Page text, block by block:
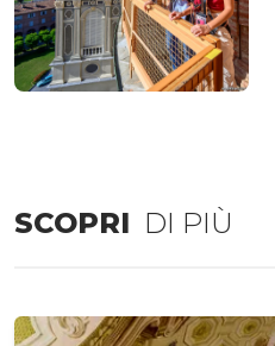
SCOPRI DI PIÙ